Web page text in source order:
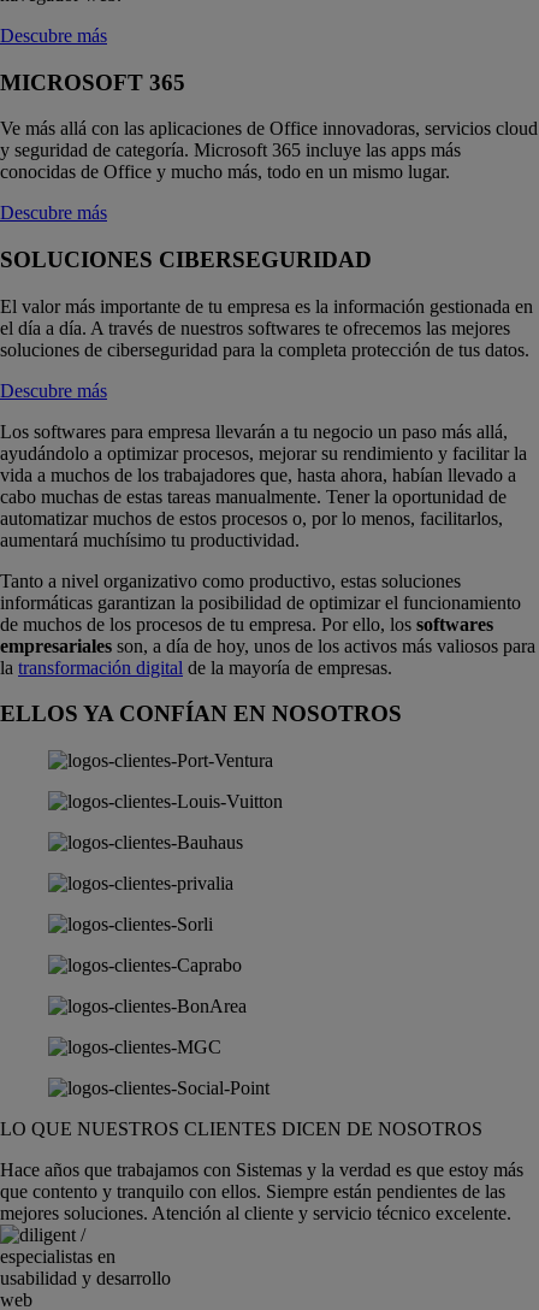
Descubre más
MICROSOFT 365
Ve más allá con las aplicaciones de Office innovadoras, servicios cloud
y seguridad de categoría. Microsoft 365 incluye las apps más
conocidas de Office y mucho más, todo en un mismo lugar.
Descubre más
SOLUCIONES CIBERSEGURIDAD
El valor más importante de tu empresa es la información gestionada en
el día a día. A través de nuestros softwares te ofrecemos las mejores
soluciones de ciberseguridad para la completa protección de tus datos.
Descubre más
Los softwares para empresa llevarán a tu negocio un paso más allá,
ayudándolo a optimizar procesos, mejorar su rendimiento y facilitar la
vida a muchos de los trabajadores que, hasta ahora, habían llevado a
cabo muchas de estas tareas manualmente. Tener la oportunidad de
automatizar muchos de estos procesos o, por lo menos, facilitarlos,
aumentará muchísimo tu productividad.
Tanto a nivel organizativo como productivo, estas soluciones
informáticas garantizan la posibilidad de optimizar el funcionamiento
de muchos de los procesos de tu empresa. Por ello, los softwares
empresariales son, a día de hoy, unos de los activos más valiosos para
la transformación digital de la mayoría de empresas.
ELLOS YA CONFÍAN EN NOSOTROS
LO QUE NUESTROS CLIENTES DICEN DE NOSOTROS
Hace años que trabajamos con Sistemas y la verdad es que estoy más
que contento y tranquilo con ellos. Siempre están pendientes de las
mejores soluciones. Atención al cliente y servicio técnico excelente.